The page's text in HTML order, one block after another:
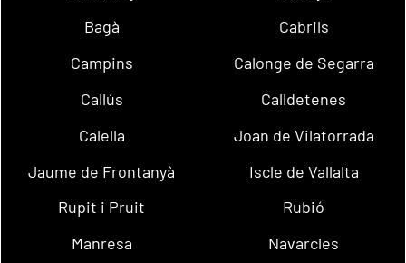
Bagà
Cabrils
Campins
Calonge de Segarra
Callús
Calldetenes
Calella
Joan de Vilatorrada
Jaume de Frontanyà
Iscle de Vallalta
Rupit i Pruit
Rubió
Manresa
Navarcles